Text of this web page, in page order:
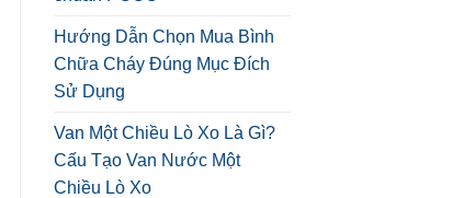
Hướng Dẫn Chọn Mua Bình
Chữa Cháy Đúng Mục Đích
Sử Dụng
Van Một Chiều Lò Xo Là Gì?
Cấu Tạo Van Nước Một
Chiều Lò Xo